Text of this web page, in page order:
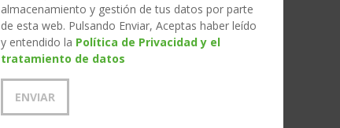
almacenamiento y gestión de tus datos por parte
de esta web. Pulsando Enviar, Aceptas haber leído
y entendido la Política de Privacidad y el
tratamiento de datos